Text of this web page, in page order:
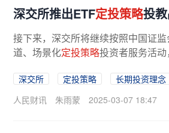
深交所推出ETF定投策略投
接下来，深交所将继续按照中国证
道、场景化定投策略投资者服务活
深交所 定投策略
长期投资理念
人民财讯
朱雨蒙 2025-03-07 18:47